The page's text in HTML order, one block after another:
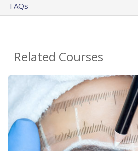
FAQs
Related Courses